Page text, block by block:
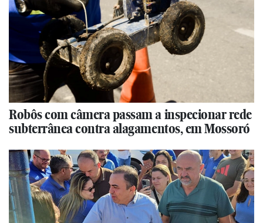
Robôs com câmera passam a inspecionar rede
subterrânea contra alagamentos, em Mossoró